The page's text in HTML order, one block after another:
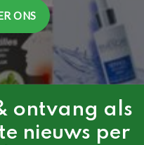
ONS
ontvang als
nieuws per